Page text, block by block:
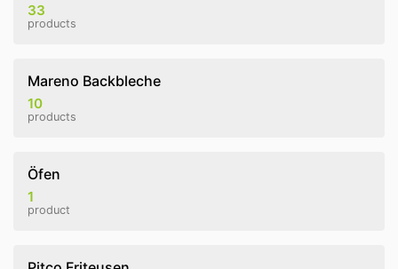
33
products
Mareno Backbleche
10
products
Öfen
1
product